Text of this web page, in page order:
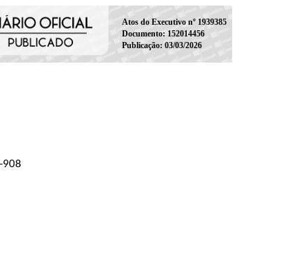
Atos do Executivo nº 1939385
Documento: 152014456
Publicação: 03/03/2026
908